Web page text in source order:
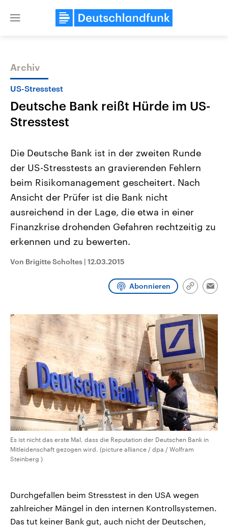
Close
Themen
Landtagswahl Sachsen-Anhalt
2026
Alle Informationen
Sachsen-Anhalt wählt am 6.
September 2026 einen neuen
Landtag. Seit 2021 wird das
Bundesland von einer Koalition aus
Umfragen, Prognosen,
und Hintergründe zu den Parteien
und Kandidaten der anstehenden
USA
Aktuelle Beiträge,
Hintergründe
Wirtschaftlich und
gehören die Vereinigten
den mächtigsten Ländern
mit großem Einfluss auf
aktuelle Weltgeschehen.
Sendungen Programm
Archiv
US-Stresstest
Deutsche Bank reißt Hürde im US-
Stresstest
Die Deutsche Bank ist in der zweiten Runde
der US-Stresstests an gravierenden Fehlern
beim Risikomanagement gescheitert. Nach
Ansicht der Prüfer ist die Bank nicht
ausreichend in der Lage, die etwa in einer
Finanzkrise drohenden Gefahren rechtzeitig zu
erkennen und zu bewerten.
Von Brigitte Scholtes | 12.03.2015
Abonnieren
Link
Es ist nicht das erste Mal, dass die Reputation der Deutschen Bank in
Mitleidenschaft gezogen wird. (picture alliance / dpa / Wolfram
Steinberg )
Durchgefallen beim Stresstest in den USA wegen
zahlreicher Mängel in den internen Kontrollsystemen.
Das tut keiner Bank gut, auch nicht der Deutschen,